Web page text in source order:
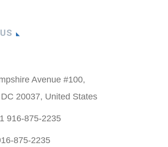
Avenue #100,
20037, United States
916-875-2235
875-2235